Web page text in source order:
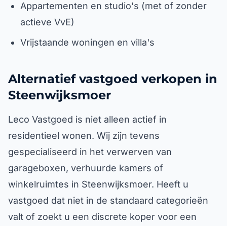
Appartementen en studio's (met of zonder
actieve VvE)
Vrijstaande woningen en villa's
Alternatief vastgoed verkopen in
Steenwijksmoer
Leco Vastgoed is niet alleen actief in
residentieel wonen. Wij zijn tevens
gespecialiseerd in het verwerven van
garageboxen, verhuurde kamers of
winkelruimtes in Steenwijksmoer. Heeft u
vastgoed dat niet in de standaard categorieën
valt of zoekt u een discrete koper voor een